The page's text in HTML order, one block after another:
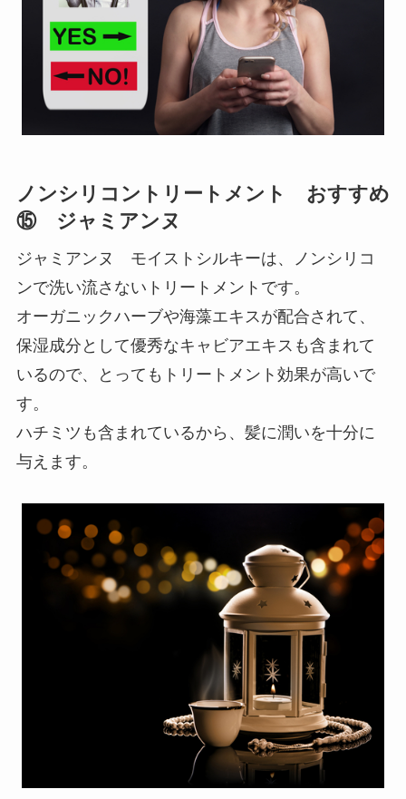
ノンシリコントリートメント おすすめ
⑮ ジャミアンヌ
ジャミアンヌ モイストシルキーは、ノンシリコ
ンで洗い流さないトリートメントです。
オーガニックハーブや海藻エキスが配合されて、
保湿成分として優秀なキャビアエキスも含まれて
いるので、とってもトリートメント効果が高いで
す。
ハチミツも含まれているから、髪に潤いを十分に
与えます。